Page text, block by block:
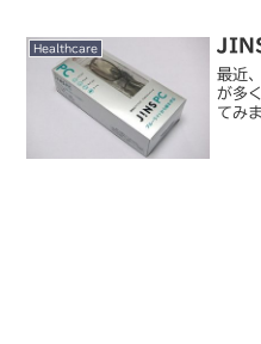
Healthcare
最近
が多
てみ